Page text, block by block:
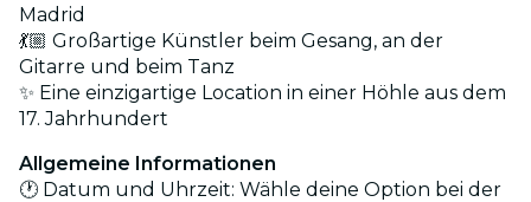
Madrid
💃🏼 Großartige Künstler beim Gesang, an der
Gitarre und beim Tanz
✨ Eine einzigartige Location in einer Höhle aus dem
17. Jahrhundert
Allgemeine Informationen
🕐 Datum und Uhrzeit: Wähle deine Option bei der